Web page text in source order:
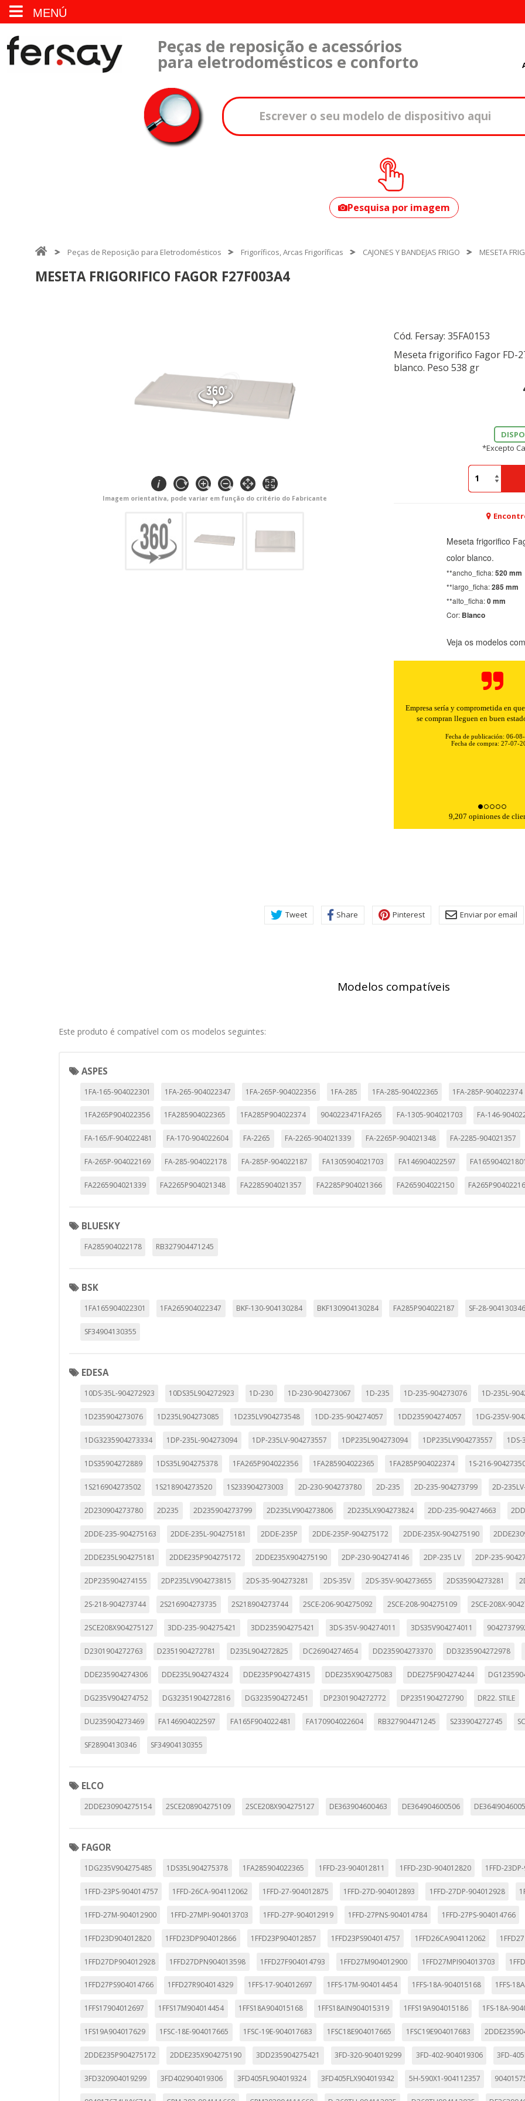
MENÚ
Peças de reposição e acessórios
para eletrodomésticos e conforto
seu modelo?
Pesquisa por imagem
Peças de Reposição para Eletrodomésticos Frigoríficos, Arcas Frigoríficas CAJONES Y BANDEJAS FRIGO MESETA
MESETA FRIGORIFICO FAGOR F27F003A4
Imagem orientativa, pode variar em função do critério do Fabricante
Cód. Fersay: 35FA0153
Meseta frigorifico Fagor FD-
blanco. Peso 538 gr
*Excepto
Meseta frigorifico
color blanco.
**ancho_ficha:520 mm
**largo_ficha:285 mm
**alto_ficha:0 mm
Cor: Blanco
Veja os modelos
Buenos precios y muy rápidos
Fecha de compra: 30-07-
9,207 opiniones de
Tweet Share Pinterest Enviar por email
Modelos compatíveis
Este produto é compatível com os modelos seguintes:
ASPES
1FA-165-904022301 1FA-265-904022347 1FA-265P-904022356 1FA-285 1FA-285-904022365 1FA-285P-904022374
1FA265P904022356 1FA285904022365 1FA285P904022374 9040223471FA265 FA-1305-904021703 FA-146-
FA-165/F-904022481 FA-170-904022604 FA-2265 FA-2265-904021339 FA-2265P-904021348 FA-2285-904021357
FA-265P-904022169 FA-285-904022178 FA-285P-904022187 FA1305904021703 FA146904022597
FA2265904021339 FA2265P904021348 FA2285904021357 FA2285P904021366 FA265904022150
BLUESKY
FA285904022178 RB327904471245
BSK
1FA165904022301 1FA265904022347 BKF-130-904130284 BKF130904130284 FA285P904022187 SF-28-
SF34904130355
EDESA
10DS-35L-904272923 10DS35L904272923 1D-230 1D-230-904273067 1D-235 1D-235-904273076 1D-235L-
1D235904273076 1D235L904273085 1D235LV904273548 1DD-235-904274057 1DD235904274057 1DG-235V-
1DG3235904273334 1DP-235L-904273094 1DP-235LV-904273557 1DP235L904273094 1DP235LV904273557 1DS-
1DS35904272889 1DS35L904275378 1FA265P904022356 1FA285904022365 1FA285P904022374 1S-216-
1S216904273502 1S218904273520 1S233904273003 2D-230-904273780 2D-235 2D-235-904273799 2D-
2D230904273780 2D235 2D235904273799 2D235LV904273806 2D235LX904273824 2DD-235-904274663
2DDE-235-904275163 2DDE-235L-904275181 2DDE-235P 2DDE-235P-904275172 2DDE-235X-904275190
2DDE235L904275181 2DDE235P904275172 2DDE235X904275190 2DP-230-904274146 2DP-235 LV 2DP-235-
2DP235904274155 2DP235LV904273815 2DS-35-904273281 2DS-35V 2DS-35V-904273655 2DS35904273281
2S-218-904273744 2S216904273735 2S218904273744 2SCE-206-904275092 2SCE-208-904275109 2SCE-208X-
2SCE208X904275127 3DD-235-904275421 3DD235904275421 3DS-35V-904274011 3DS35V904274011
D2301904272763 D2351904272781 D235L904272825 DC26904274654 DD235904273370 DD3235904272978
DDE235904274306 DDE235L904274324 DDE235P904274315 DDE235X904275083 DDE275F904274244
DG235V904274752 DG32351904272816 DG3235904272451 DP2301904272772 DP2351904272790 DR22. STILE
DU235904273469 FA146904022597 FA165F904022481 FA170904022604 RB327904471245 S233904272745
SF28904130346 SF34904130355
ELCO
2DDE230904275154 2SCE208904275109 2SCE208X904275127 DE363904600463 DE364904600506
FAGOR
1DG235V904275485 1DS35L904275378 1FA285904022365 1FFD-23-904012811 1FFD-23D-904012820 1FFD-
1FFD-23PS-904014757 1FFD-26CA-904112062 1FFD-27-904012875 1FFD-27D-904012893 1FFD-27DP-904012928
1FFD-27M-904012900 1FFD-27MPI-904013703 1FFD-27P-904012919 1FFD-27PNS-904014784 1FFD-27PS-904014766
1FFD23D904012820 1FFD23DP904012866 1FFD23P904012857 1FFD23PS904014757 1FFD26CA904112062
1FFD27DP904012928 1FFD27DPN904013598 1FFD27F904014793 1FFD27M904012900 1FFD27MPI904013703
1FFD27PS904014766 1FFD27R904014329 1FFS-17-904012697 1FFS-17M-904014454 1FFS-18A-904015168 1FFS-
1FFS17904012697 1FFS17M904014454 1FFS18A904015168 1FFS18AIN904015319 1FFS19A904015186 1FS-18A-
1FS19A904017629 1FSC-18E-904017665 1FSC-19E-904017683 1FSC18E904017665 1FSC19E904017683
2DDE235P904275172 2DDE235X904275190 3DD235904275421 3FD-320-904019299 3FD-402-904019306 3FD-
3FD320904019299 3FD402904019306 3FD405FL904019324 3FD405FLX904019342 5H-590X1-904112357
CONFIGURACIÓN DE COOKIES HABILITAR
Estas cookies son necesarias para que el sitio web funcione y no se pueden desactivar en
información de identificación personal.
Cookies de rendimiento
Cookies Utilizadas:
personal, sino que se basan en la identificación única de su navegador y dispositivo de Internet.
Puedes volver a configurar tus cookies desde la sección "Configuración de cookies" al pie de la página.